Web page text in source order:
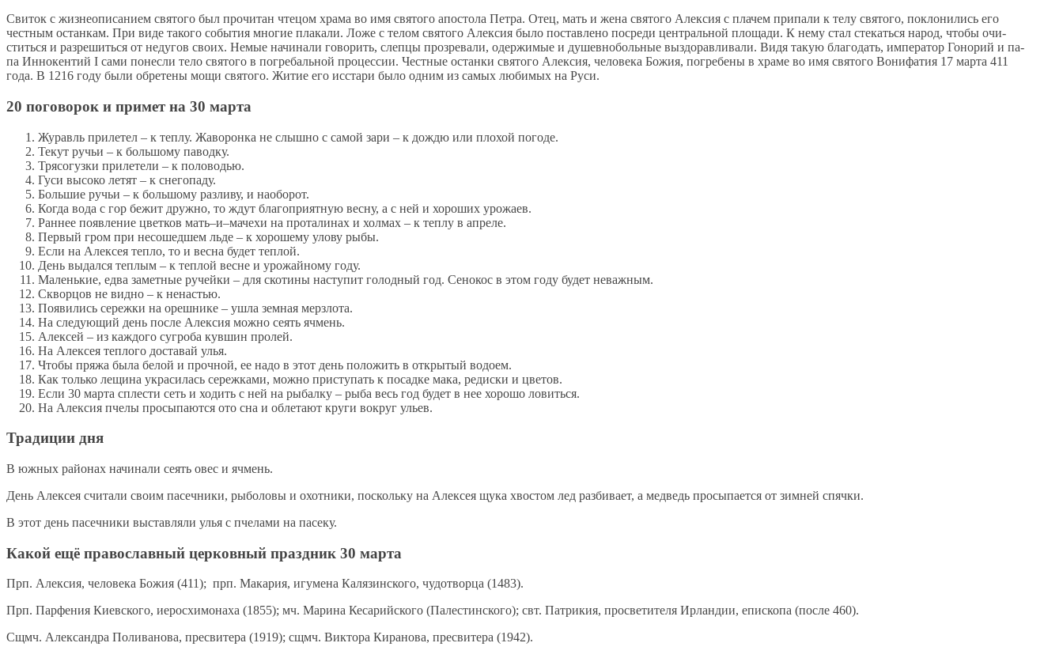
Сви­ток с жиз­не­опи­са­ни­ем свя­то­го был про­чи­тан чте­цом хра­ма во имя свя­то­го апо­сто­ла Пет­ра. Отец, мать и же­на свя­то­го Алек­сия с пла­чем при­па­ли к те­лу свя­то­го, по­кло­ни­лись его
чест­ным остан­кам. При ви­де та­ко­го со­бы­тия мно­гие пла­ка­ли. Ло­же с те­лом свя­то­го Алек­сия бы­ло по­став­ле­но по­сре­ди цен­траль­ной пло­ща­ди. К нему стал сте­кать­ся на­род, чтобы очи­
стить­ся и раз­ре­шить­ся от неду­гов сво­их. Немые на­чи­на­ли го­во­рить, слеп­цы про­зре­ва­ли, одер­жи­мые и ду­шев­но­боль­ные вы­здо­рав­ли­ва­ли. Ви­дя та­кую бла­го­дать, им­пе­ра­тор Го­но­рий и па­
па Ин­но­кен­тий I са­ми по­нес­ли те­ло свя­то­го в по­гре­баль­ной про­цес­сии. Чест­ные остан­ки свя­то­го Алек­сия, че­ло­ве­ка Бо­жия, по­гре­бе­ны в хра­ме во имя свя­то­го Во­ни­фа­тия 17 мар­та 411
го­да. В 1216 го­ду бы­ли об­ре­те­ны мо­щи свя­то­го. Жи­тие его ис­ста­ри бы­ло од­ним из са­мых лю­би­мых на Ру­си.
20 поговорок и примет на 30 марта
Журавль прилетел – к теплу. Жаворонка не слышно с самой зари – к дождю или плохой погоде.
Текут ручьи – к большому паводку.
Трясогузки прилетели – к половодью.
Гуси высоко летят – к снегопаду.
Большие ручьи – к большому разливу, и наоборот.
Когда вода с гор бежит дружно, то ждут благоприятную весну, а с ней и хороших урожаев.
Раннее появление цветков мать–и–мачехи на проталинах и холмах – к теплу в апреле.
Первый гром при несошедшем льде – к хорошему улову рыбы.
Если на Алексея тепло, то и весна будет теплой.
День выдался теплым – к теплой весне и урожайному году.
Маленькие, едва заметные ручейки – для скотины наступит голодный год. Сенокос в этом году будет неважным.
Скворцов не видно – к ненастью.
Появились сережки на орешнике – ушла земная мерзлота.
На следующий день после Алексия можно сеять ячмень.
Алексей – из каждого сугроба кувшин пролей.
На Алексея теплого доставай улья.
Чтобы пряжа была белой и прочной, ее надо в этот день положить в открытый водоем.
Как только лещина украсилась сережками, можно приступать к посадке мака, редиски и цветов.
Если 30 марта сплести сеть и ходить с ней на рыбалку – рыба весь год будет в нее хорошо ловиться.
На Алексия пчелы просыпаются ото сна и облетают круги вокруг ульев.
Традиции дня
В южных районах начинали сеять овес и ячмень.
День Алексея считали своим пасечники, рыболовы и охотники, поскольку на Алексея щука хвостом лед разбивает, а медведь просыпается от зимней спячки.
В этот день пасечники выставляли улья с пчелами на пасеку.
Какой ещё православный церковный праздник 30 марта
Прп. Алексия, человека Божия (411); прп. Макария, игумена Калязинского, чудотворца (1483).
Прп. Парфения Киевского, иеросхимонаха (1855); мч. Марина Кесарийского (Палестинского); свт. Патрикия, просветителя Ирландии, епископа (после 460).
Сщмч. Александра Поливанова, пресвитера (1919); сщмч. Виктора Киранова, пресвитера (1942).